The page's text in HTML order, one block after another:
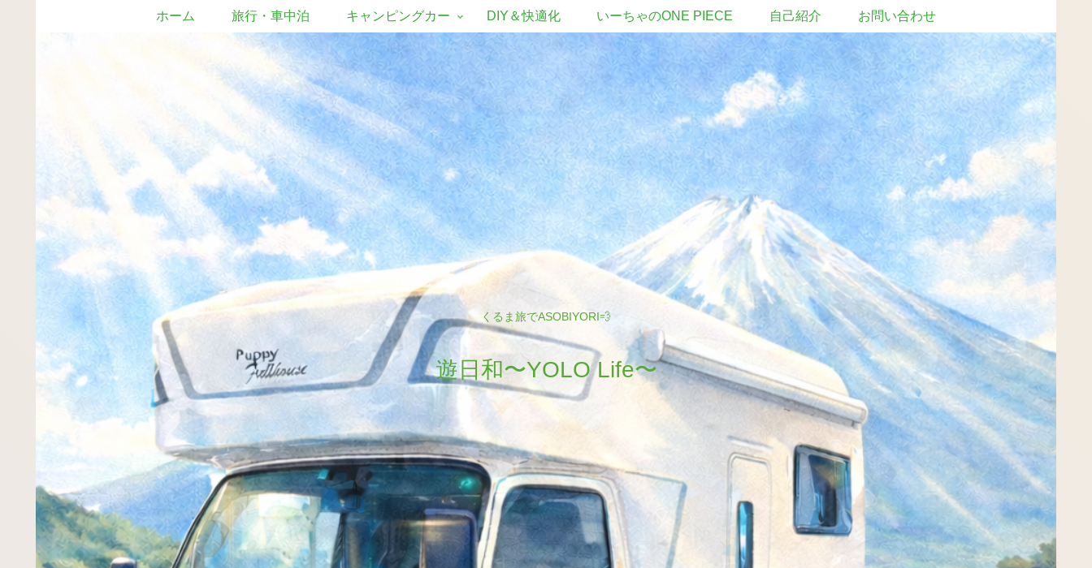
くるま旅でASOBIYORI💨
遊日和〜YOLO Life〜
ホーム 旅行・車中泊 キャンピングカー DIY＆快適化 いーちゃのONE PIECE 自己紹介 お問い合わせ